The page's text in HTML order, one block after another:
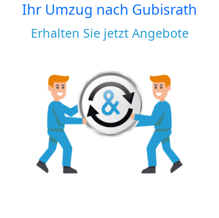
Ihr Umzug nach Gubisrath
Erhalten Sie jetzt Angebote